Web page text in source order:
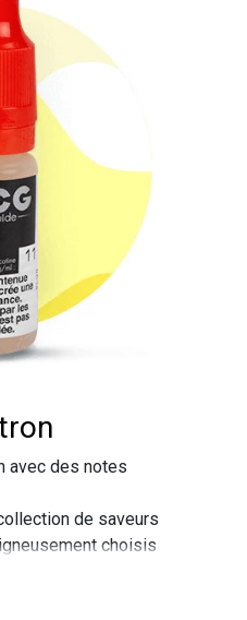
avec des notes
de saveurs
choisis
offrent une expérience